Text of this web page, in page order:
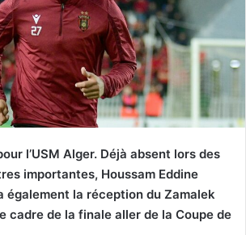
l’USM Alger. Déjà absent lors des
importantes, Houssam Eddine
également la réception du Zamalek
cadre de la finale aller de la Coupe de